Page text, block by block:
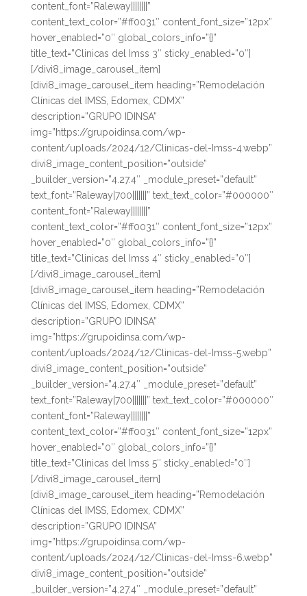
content_font=”Raleway||||||||”
content_text_color=”#ff0031″ content_font_size=”12px”
hover_enabled=”0″ global_colors_info=”{}”
title_text=”Clinicas del Imss 3″ sticky_enabled=”0″]
[/divi8_image_carousel_item]
[divi8_image_carousel_item heading=”Remodelación
Clínicas del IMSS, Edomex, CDMX”
description=”GRUPO IDINSA”
img=”https://grupoidinsa.com/wp-
content/uploads/2024/12/Clinicas-del-Imss-4.webp”
divi8_image_content_position=”outside”
_builder_version=”4.27.4″ _module_preset=”default”
text_font=”Raleway|700|||||||” text_text_color=”#000000″
content_font=”Raleway||||||||”
content_text_color=”#ff0031″ content_font_size=”12px”
hover_enabled=”0″ global_colors_info=”{}”
title_text=”Clinicas del Imss 4″ sticky_enabled=”0″]
[/divi8_image_carousel_item]
[divi8_image_carousel_item heading=”Remodelación
Clínicas del IMSS, Edomex, CDMX”
description=”GRUPO IDINSA”
img=”https://grupoidinsa.com/wp-
content/uploads/2024/12/Clinicas-del-Imss-5.webp”
divi8_image_content_position=”outside”
_builder_version=”4.27.4″ _module_preset=”default”
text_font=”Raleway|700|||||||” text_text_color=”#000000″
content_font=”Raleway||||||||”
content_text_color=”#ff0031″ content_font_size=”12px”
hover_enabled=”0″ global_colors_info=”{}”
title_text=”Clinicas del Imss 5″ sticky_enabled=”0″]
[/divi8_image_carousel_item]
[divi8_image_carousel_item heading=”Remodelación
Clínicas del IMSS, Edomex, CDMX”
description=”GRUPO IDINSA”
img=”https://grupoidinsa.com/wp-
content/uploads/2024/12/Clinicas-del-Imss-6.webp”
divi8_image_content_position=”outside”
_builder_version=”4.27.4″ _module_preset=”default”